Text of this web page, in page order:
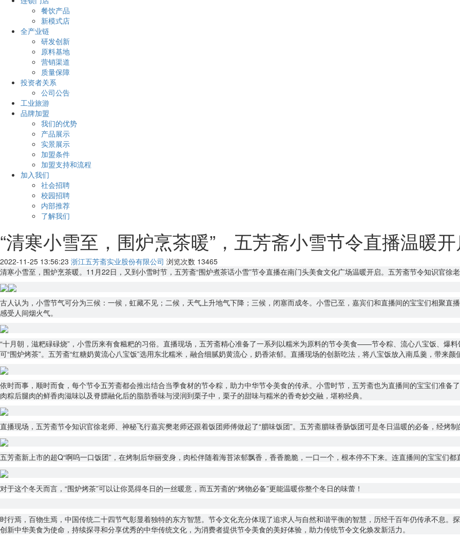
餐饮产品
新模式店
全产业链
研发创新
原料基地
营销渠道
质量保障
投资者关系
公司公告
工业旅游
品牌加盟
我们的优势
产品展示
实景展示
加盟条件
加盟支持和流程
加入我们
社会招聘
校园招聘
内部推荐
了解我们
“清寒小雪至，围炉烹茶暖”，五芳斋小雪节令直播温暖
2022-11-25 13:56:23 浙江五芳斋实业股份有限公司 浏览次数 13465
清寒小雪至，围炉烹茶暖。11月22日，又到小雪时节，五芳斋“围炉煮茶话小雪”节令直播在南门头美食文化广场温暖开启。五芳斋节令知识官
古人认为，小雪节气可分为三候：一候，虹藏不见；二候，天气上升地气下降；三候，闭塞而成冬。小雪已至，嘉宾们和直播间的宝宝们相聚
感受人间烟火气。
“十月朝，滋粑碌碌烧”，小雪历来有食糍粑的习俗。直播现场，五芳斋精心准备了一系列以糯米为原料的节令美食——节令粽、流心八宝饭、爆
可“围炉烤茶”。五芳斋“红糖奶黄流心八宝饭”选用东北糯米，融合细腻奶黄流心，奶香浓郁。直播现场的创新吃法，将八宝饭放入南瓜羹，带来颜
依时而事，顺时而食，每个节令五芳斋都会推出结合当季食材的节令粽，助力中华节令美食的传承。小雪时节，五芳斋也为直播间的宝宝们准
肉粽后腿肉的鲜香肉滋味以及脊膘融化后的脂肪香味与浸润到栗子中，栗子的甜味与糯米的香奇妙交融，堪称经典。
直播现场，五芳斋节令知识官徐老师、神秘飞行嘉宾樊老师还跟着饭团师傅做起了“腊味饭团”。五芳斋腊味香肠饭团可是冬日温暖的必备，经烤
五芳斋新上市的超Q“啊呜一口饭团”，在烤制后华丽变身，肉松伴随着海苔浓郁飘香，香香脆脆，一口一个，根本停不下来。连直播间的宝宝们都
对于这个冬天而言，“围炉烤茶”可以让你觅得冬日的一丝暖意，而五芳斋的“烤物必备”更能温暖你整个冬日的味蕾！
时行焉，百物生焉，中国传统二十四节气彰显着独特的东方智慧。节令文化充分体现了追求人与自然和谐平衡的智慧，历经千百年仍传承不息。
创新中华美食为使命，持续探寻和分享优秀的中华传统文化，为消费者提供节令美食的美好体验，助力传统节令文化焕发新活力。